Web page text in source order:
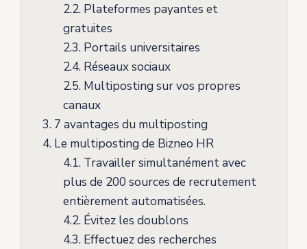
2.2.Plateformes payantes et
gratuites
2.3.Portails universitaires
2.4.Réseaux sociaux
2.5.Multiposting sur vos propres
canaux
3.7 avantages du multiposting
4.Le multiposting de Bizneo HR
4.1.Travailler simultanément avec
plus de 200 sources de recrutement
entièrement automatisées.
4.2.Évitez les doublons
4.3.Effectuez des recherches